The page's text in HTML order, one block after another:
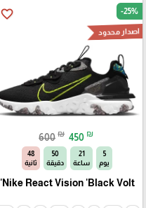
favorite_border -25%
اصدار محدود
600 ₪ 450 ₪
5
يوم
21
ساعة
50
دقيقة
46
ثانية
Nike React Vision 'Black Volt'